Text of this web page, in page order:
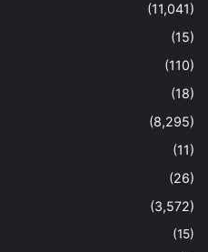
(11,041)
(15)
(110)
(18)
(8,295)
(11)
(26)
(3,572)
(15)